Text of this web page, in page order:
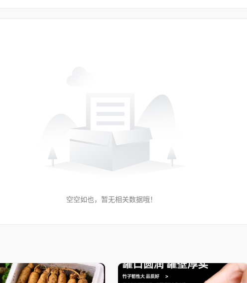
空空如也，暂无相关数据哦！